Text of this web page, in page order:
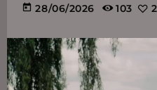
today 28/06/2026 103 2